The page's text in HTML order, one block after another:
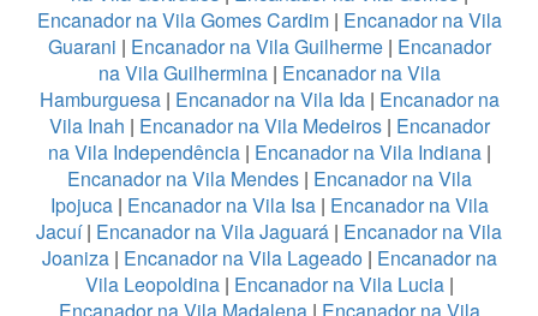
Encanador na Vila Gomes Cardim| Encanador na Vila
Guarani | Encanador na Vila Guilherme| Encanador
na Vila Guilhermina| Encanador na Vila
Hamburguesa| Encanador na Vila Ida| Encanador na
Vila Inah | Encanador na Vila Medeiros| Encanador
na Vila Independência| Encanador na Vila Indiana|
Encanador na Vila Mendes| Encanador na Vila
Ipojuca| Encanador na Vila Isa| Encanador na Vila
Jacuí| Encanador na Vila Jaguará | Encanador na Vila
Joaniza| Encanador na Vila Lageado| Encanador na
Vila Leopoldina| Encanador na Vila Lucia|
Encanador na Vila Madalena| Encanador na Vila